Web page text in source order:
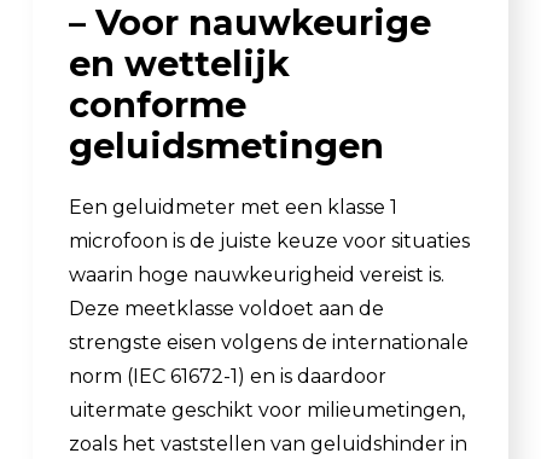
– Voor nauwkeurige
en wettelijk
conforme
geluidsmetingen
Een geluidmeter met een klasse 1
microfoon is de juiste keuze voor situaties
waarin hoge nauwkeurigheid vereist is.
Deze meetklasse voldoet aan de
strengste eisen volgens de internationale
norm (IEC 61672-1) en is daardoor
uitermate geschikt voor milieumetingen,
zoals het vaststellen van geluidshinder in